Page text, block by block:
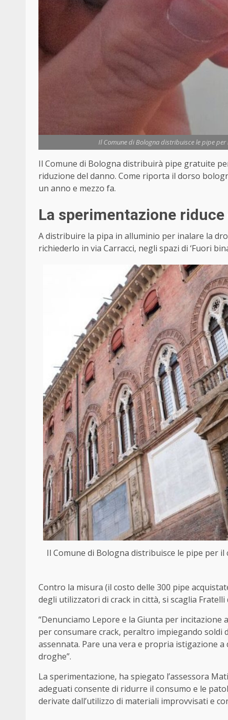
Il Comune di Bologna distribuisce le pipe
Il Comune di Bologna distribuirà pipe gratuite
riduzione del danno. Come riporta il dorso
un anno e mezzo fa.
La sperimentazione
A distribuire la pipa in alluminio per inalare la
richiederlo in via Carracci, negli spazi di ‘Fuori
Il Comune di Bologna distribuisce le pipe per
Contro la misura (il costo delle 300 pipe
degli utilizzatori di crack in città, si scaglia
“Denunciamo Lepore e la Giunta per
per consumare crack, peraltro impiegando soldi
assennata. Pare una vera e propria istigazione
droghe”.
La sperimentazione, ha spiegato l’assessora
adeguati consente di ridurre il consumo e le
derivate dall’utilizzo di materiali improvvisati e